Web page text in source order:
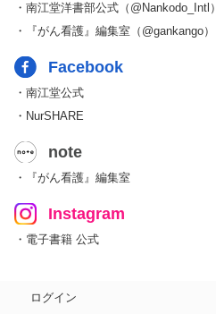
・南江堂洋書部公式（@Nankodo_Intl）
・『がん看護』編集室（@gankango）
Facebook
・南江堂公式
・NurSHARE
note
・『がん看護』編集室
Instagram
・電子書籍 公式
ログイン